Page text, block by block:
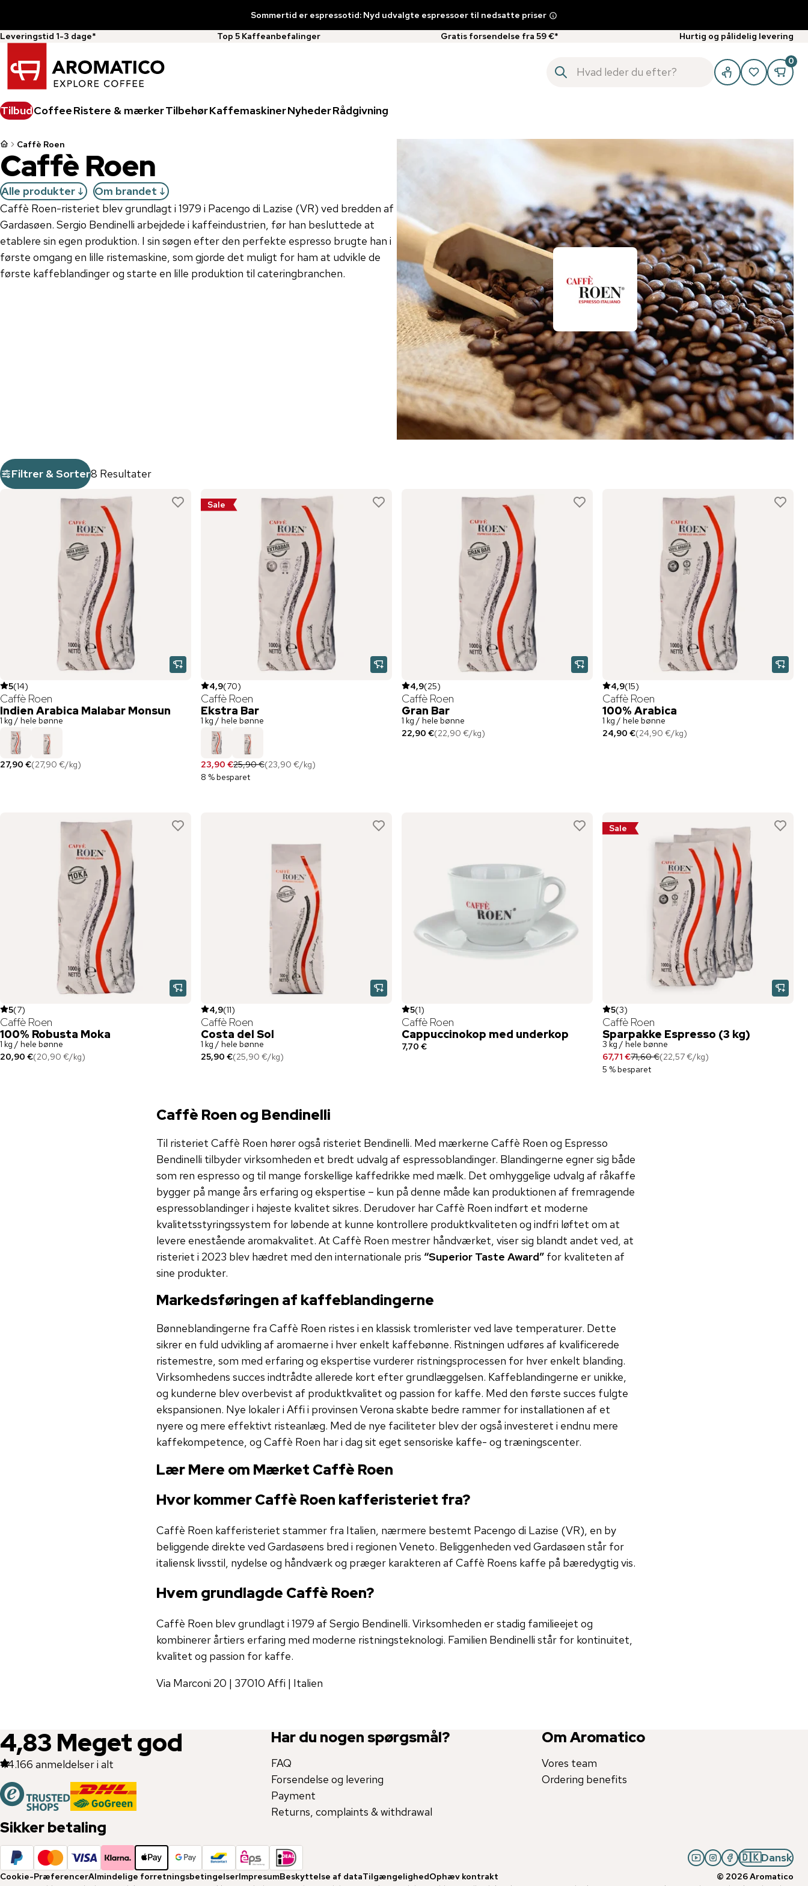
Sommertid er espressotid: Nyd udvalgte espressoer til nedsatte priser
Leveringstid 1-3 dage*
Top 5 Kaffeanbefalinger Gratis forsendelse fra 59 €* Hurtig og pålidelig levering
0
TilbudCoffeeRistere & mærkerTilbehørKaffemaskinerNyhederRådgivning
Caffè Roen
Caffè Roen
Alle produkter
Om brandet
Caffè Roen-risteriet blev grundlagt i 1979 i Pacengo di Lazise (VR) ved bredden af ​​
Gardasøen. Sergio Bendinelli arbejdede i kaffeindustrien, før han besluttede at
etablere sin egen produktion. I sin søgen efter den perfekte espresso brugte han i
første omgang en lille ristemaskine, som gjorde det muligt for ham at udvikle de
første kaffeblandinger og starte en lille produktion til cateringbranchen.
Filtrer & Sorter8 Resultater
5(14)
Caffè Roen
Indien Arabica Malabar Monsun
1 kg / hele bønne
27,90 €(27,90 €/kg)
Sale
4,9(70)
Caffè Roen
Ekstra Bar
1 kg / hele bønne
23,90 €25,90 €(23,90 €/kg)
8 % besparet
4,9(25)
Caffè Roen
Gran Bar
1 kg / hele bønne
22,90 €(22,90 €/kg)
4,9(15)
Caffè Roen
100% Arabica
1 kg / hele bønne
24,90 €(24,90 €/kg)
5(7)
Caffè Roen
100% Robusta Moka
1 kg / hele bønne
20,90 €(20,90 €/kg)
4,9(11)
Caffè Roen
Costa del Sol
1 kg / hele bønne
25,90 €(25,90 €/kg)
5(1)
Caffè Roen
Cappuccinokop med underkop
7,70 €
Sale
5(3)
Caffè Roen
Sparpakke Espresso (3 kg)
3 kg / hele bønne
67,71 €71,60 €(22,57 €/kg)
5 % besparet
Caffè Roen og Bendinelli
Til risteriet Caffè Roen hører også risteriet Bendinelli. Med mærkerne Caffè Roen og Espresso
Bendinelli tilbyder virksomheden et bredt udvalg af espressoblandinger. Blandingerne egner sig både
som ren espresso og til mange forskellige kaffedrikke med mælk. Det omhyggelige udvalg af råkaffe
bygger på mange års erfaring og ekspertise – kun på denne måde kan produktionen af fremragende
espressoblandinger i højeste kvalitet sikres. Derudover har Caffè Roen indført et moderne
kvalitetsstyringssystem for løbende at kunne kontrollere produktkvaliteten og indfri løftet om at
levere enestående aromakvalitet. At Caffè Roen mestrer håndværket, viser sig blandt andet ved, at
risteriet i 2023 blev hædret med den internationale pris “Superior Taste Award” for kvaliteten af
sine produkter.
Markedsføringen af kaffeblandingerne
Bønneblandingerne fra Caffè Roen ristes i en klassisk tromlerister ved lave temperaturer. Dette
sikrer en fuld udvikling af aromaerne i hver enkelt kaffebønne. Ristningen udføres af kvalificerede
ristemestre, som med erfaring og ekspertise vurderer ristningsprocessen for hver enkelt blanding.
Virksomhedens succes indtrådte allerede kort efter grundlæggelsen. Kaffeblandingerne er unikke,
og kunderne blev overbevist af produktkvalitet og passion for kaffe. Med den første succes fulgte
ekspansionen. Nye lokaler i Affi i provinsen Verona skabte bedre rammer for installationen af et
nyere og mere effektivt risteanlæg. Med de nye faciliteter blev der også investeret i endnu mere
kaffekompetence, og Caffè Roen har i dag sit eget sensoriske kaffe- og træningscenter.
Lær Mere om Mærket Caffè Roen
Hvor kommer Caffè Roen kafferisteriet fra?
Caffè Roen kafferisteriet stammer fra Italien, nærmere bestemt Pacengo di Lazise (VR), en by
beliggende direkte ved Gardasøens bred i regionen Veneto. Beliggenheden ved Gardasøen står for
italiensk livsstil, nydelse og håndværk og præger karakteren af Caffè Roens kaffe på bæredygtig vis.
Hvem grundlagde Caffè Roen?
Caffè Roen blev grundlagt i 1979 af Sergio Bendinelli. Virksomheden er stadig familieejet og
kombinerer årtiers erfaring med moderne ristningsteknologi. Familien Bendinelli står for kontinuitet,
kvalitet og passion for kaffe.
Via Marconi 20 | 37010 Affi | Italien
4,83 Meget god
44.166 anmeldelser i alt
Har du nogen spørgsmål?
FAQ
Forsendelse og levering
Payment
Returns, complaints & withdrawal
Om Aromatico
Vores team
Ordering benefits
Sikker betaling
🇩🇰Dansk
Cookie-PræferencerAlmindelige forretningsbetingelserImpresumBeskyttelse af dataTilgængelighedOphæv kontrakt © 2026Aromatico